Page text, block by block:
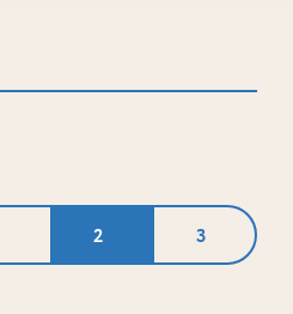
2 3
ни одного лота